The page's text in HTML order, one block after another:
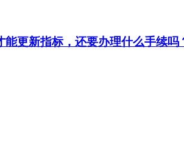
更新指标，还要办理什么手续吗